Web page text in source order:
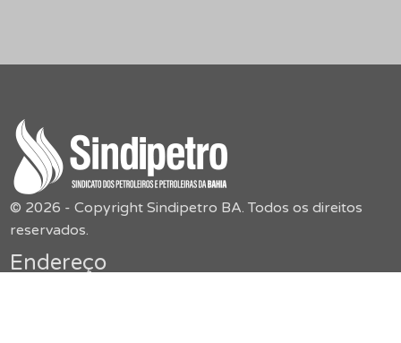
© 2026 - Copyright Sindipetro BA. Todos os direitos
reservados.
Endereço